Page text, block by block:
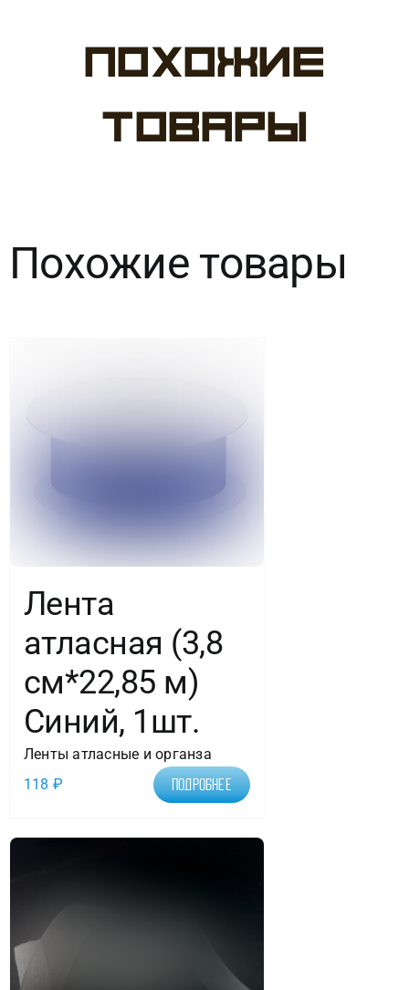
Похожие
товары
Похожие товары
Лента
атласная (3,8
см*22,85 м)
Синий, 1шт.
Ленты атласные и органза
118 ₽ Подробнее